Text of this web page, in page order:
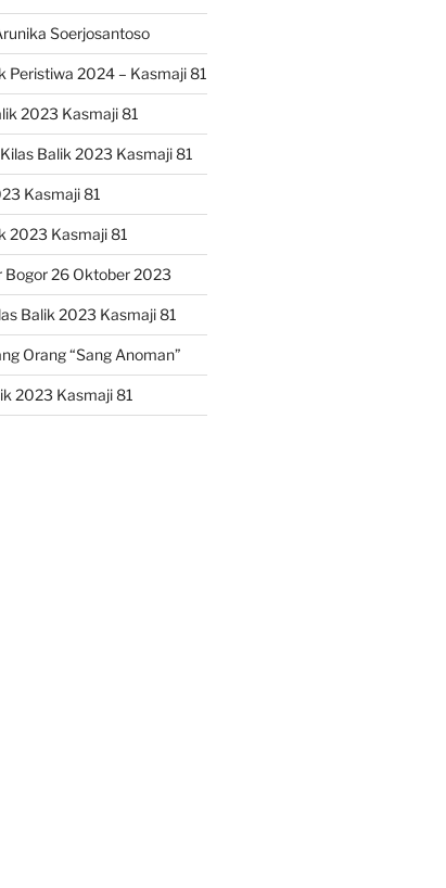
Soerjosantoso
Peristiwa 2024 – Kasmaji 81
2023 Kasmaji 81
Kilas Balik 2023 Kasmaji 81
Kasmaji 81
2023 Kasmaji 81
Bogor 26 Oktober 2023
Balik 2023 Kasmaji 81
Orang “Sang Anoman”
2023 Kasmaji 81